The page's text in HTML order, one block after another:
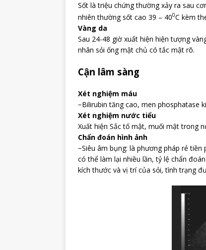
Sốt là triệu chứng thường xảy ra sau
nhiên thường sốt cao 39 – 400C kèm
Vàng da
Sau 24-48 giờ xuất hiện hiện tượng
nhân sỏi ống mật chủ có tắc mật rõ.
Cận lâm sàng
Xét nghiệm máu
−Bilirubin tăng cao, men phosphatase
Xét nghiệm nước tiểu
Xuất hiện Sắc tố mật, muối mật trong
Chẩn đoán hình ảnh
−Siêu âm bụng: là phương pháp rẻ
có thể làm lại nhiều lần, tỷ lệ chẩn
kích thước và vị trí của sỏi, tình trạng